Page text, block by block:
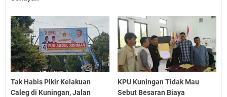
Tak Habis Pikir Kelakuan
Caleg di Kuningan, Jalan
KPU Kuningan Tidak Mau
Sebut Besaran Biaya